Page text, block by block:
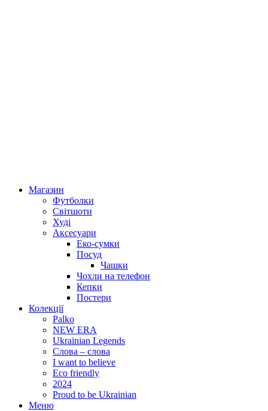
Магазин
Футболки
Світшоти
Худі
Аксесуари
Еко-сумки
Посуд
Чашки
Чохли на телефон
Кепки
Постери
Колекції
Palko
NEW ERA
Ukrainian Legends
Слова – слова
I want to believe
Eco friendly
2024
Proud to be Ukrainian
Меню